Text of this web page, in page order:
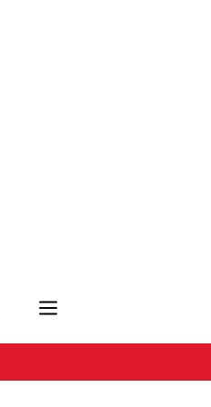
Recherche